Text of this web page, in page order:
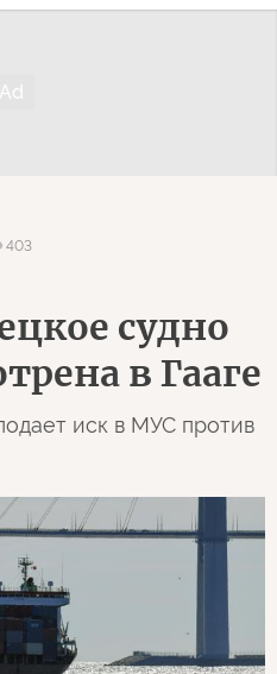
403
судно
в Гааге
иск в МУС против